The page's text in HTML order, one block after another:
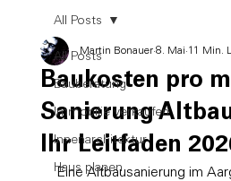
All Posts
Bauberatung
Immobilie verkaufen
Innenarchitektur
Haus planen
All Posts
Baukosten pro
Sanierung
Ihr Leitfaden
Martin Bonauer 8. Mai 11 Min.
Eine Altbausanierung im